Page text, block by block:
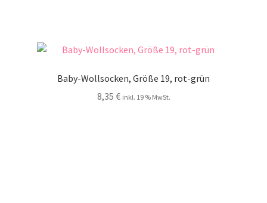
Baby-Wollsocken, Größe 19, rot-grün
8,35 € inkl. 19 % MwSt.